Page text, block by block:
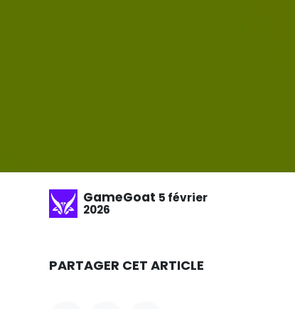
GameGoat 5 février
2026
PARTAGER CET ARTICLE